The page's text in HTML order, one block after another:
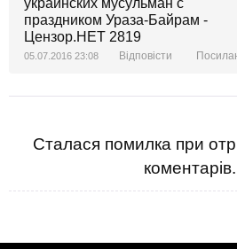
05.07.2016 23:08 Відповісти
Сталася помилка при
коментарів.